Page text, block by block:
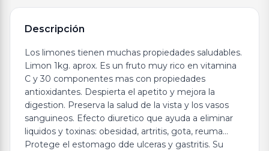
Descripción
Los limones tienen muchas propiedades saludables.
Limon 1kg. aprox. Es un fruto muy rico en vitamina
C y 30 componentes mas con propiedades
antioxidantes. Despierta el apetito y mejora la
digestion. Preserva la salud de la vista y los vasos
sanguineos. Efecto diuretico que ayuda a eliminar
liquidos y toxinas: obesidad, artritis, gota, reuma…
Protege el estomago dde ulceras y gastritis. Su